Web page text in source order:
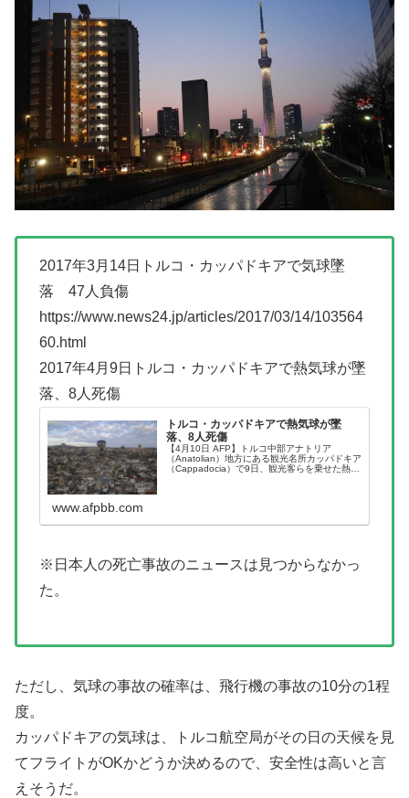
2017年3月14日トルコ・カッパドキアで気球墜
落 47人負傷
https://www.news24.jp/articles/2017/03/14/103564
60.html
2017年4月9日トルコ・カッパドキアで熱気球が墜
落、8人死傷
トルコ・カッパドキアで熱気球が墜
落、8人死傷
【4月10日 AFP】トルコ中部アナトリア
（Anatolian）地方にある観光名所カッパドキア
（Cappadocia）で9日、観光客らを乗せた熱気
www.afpbb.com
※日本人の死亡事故のニュースは見つからなかっ
た。
ただし、気球の事故の確率は、飛行機の事故の10分の1程
度。
カッパドキアの気球は、トルコ航空局がその日の天候を見
てフライトがOKかどうか決めるので、安全性は高いと言
えそうだ。